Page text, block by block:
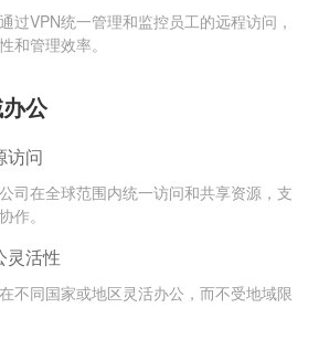
过VPN统一管理和监控员工的远程访问，
和管理效率。
公
访问
司在全球范围内统一访问和共享资源，支
作。
灵活性
不同国家或地区灵活办公，而不受地域限